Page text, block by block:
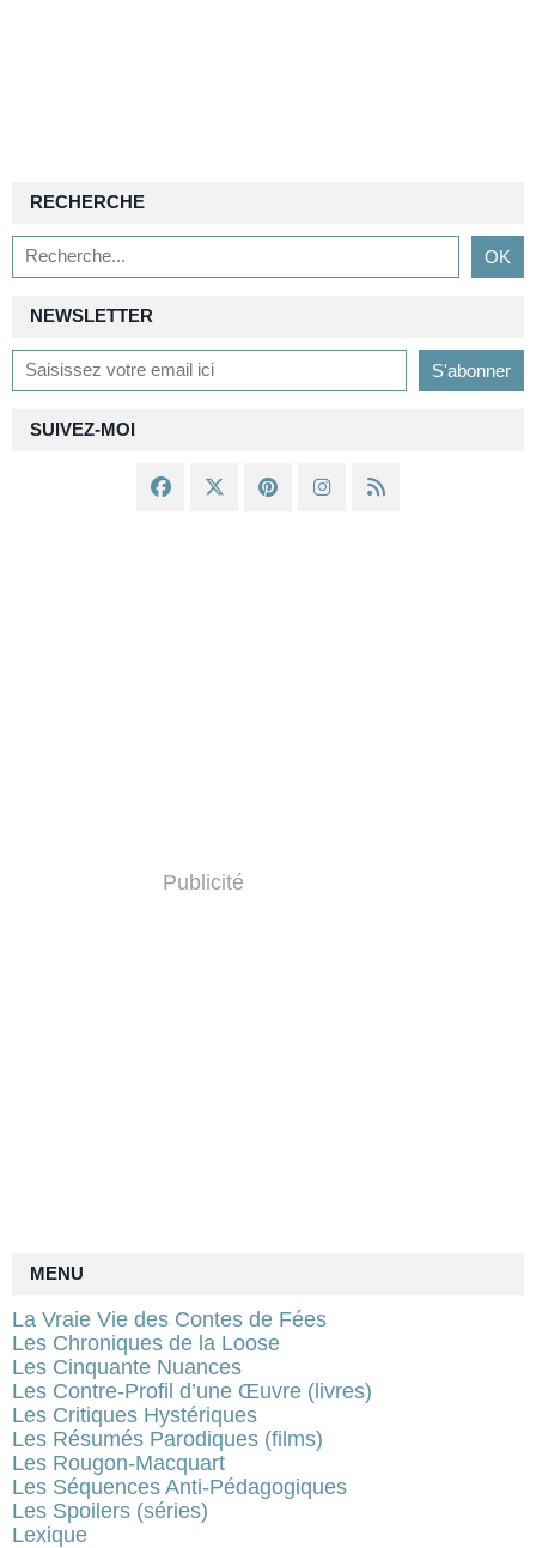
NEWSLETTER
SUIVEZ-MOI
RECHERCHE
Publicité
MENU
La Vraie Vie des Contes de Fées
Les Chroniques de la Loose
Les Cinquante Nuances
Les Contre-Profil d’une Œuvre (livres)
Les Critiques Hystériques
Les Résumés Parodiques (films)
Les Rougon-Macquart
Les Séquences Anti-Pédagogiques
Les Spoilers (séries)
Lexique